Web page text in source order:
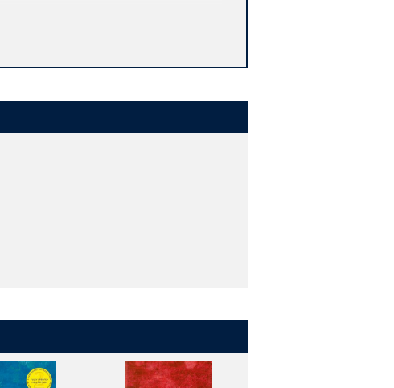
of these periods is unfolding right now but
than the background rate. To put this in to
it is caused by the impact of one species,
of many species, is not merely a
cycles, and the source of many of the
some of the solutions to the problems;